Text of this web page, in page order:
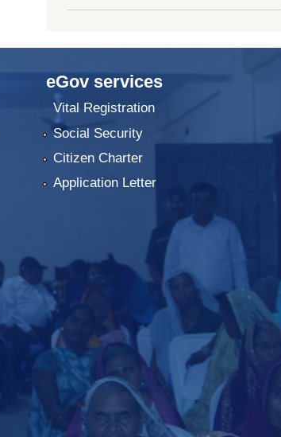
eGov services
Vital Registration
Social Security
Citizen Charter
Application Letter